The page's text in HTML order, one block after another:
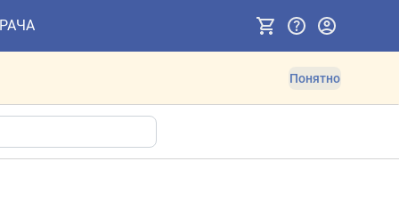
Понятно